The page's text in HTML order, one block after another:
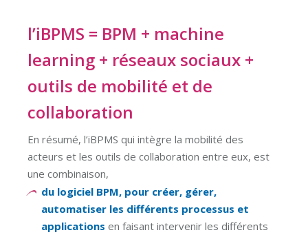
l’iBPMS = BPM + machine
learning + réseaux sociaux +
outils de mobilité et de
collaboration
En résumé, l’iBPMS qui intègre la mobilité des
acteurs et les outils de collaboration entre eux, est
une combinaison,
du logiciel BPM, pour créer, gérer,
automatiser les différents processus et
applications en faisant intervenir les différents